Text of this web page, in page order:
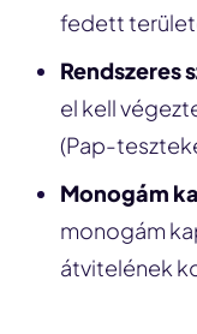
fedett
Rendszeres
el kell
(Pap-
Monogám
monogám
átvitelének